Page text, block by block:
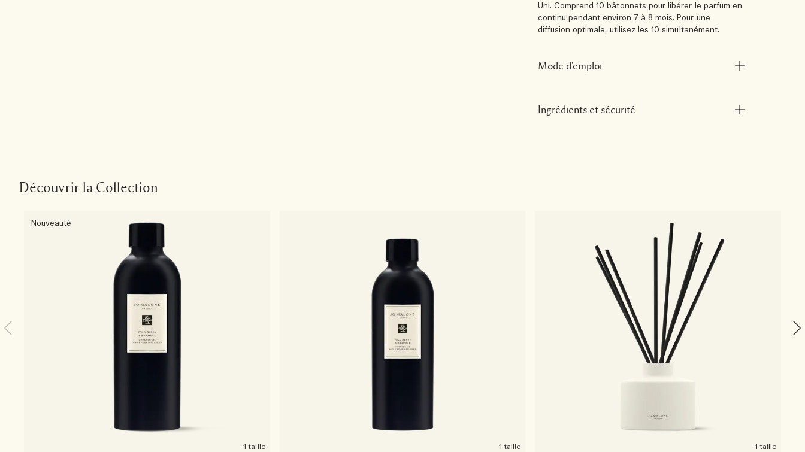
Uni. Comprend 10 bâtonnets pour libérer le parfum en
continu pendant environ 7 à 8 mois. Pour une
diffusion optimale, utilisez les 10 simultanément.
Mode d'emploi
Ingrédients et sécurité
Découvrir la Collection
Nouveauté
1 taille 1 taille 1 taille